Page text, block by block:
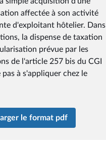
affectée à son activité
d'exploitant hôtelier. Dans
la dispense de taxation
prévue par les
de l'article 257 bis du CGI
à s'appliquer chez le
le format pdf